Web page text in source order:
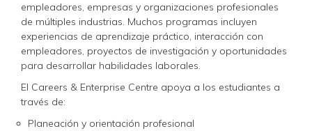
empleadores, empresas y organizaciones profesionales
de múltiples industrias. Muchos programas incluyen
experiencias de aprendizaje práctico, interacción con
empleadores, proyectos de investigación y oportunidades
para desarrollar habilidades laborales.
El Careers & Enterprise Centre apoya a los estudiantes a
través de:
Planeación y orientación profesional